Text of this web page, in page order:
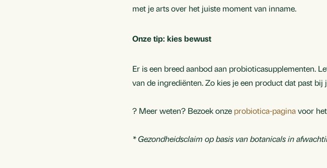
met je arts over het juiste moment van inname.
Onze tip: kies bewust
Er is een breed aanbod aan probioticasupplementen.
van de ingrediënten. Zo kies je een product dat past
? Meer weten? Bezoek onze probiotica-paginavoor
* Gezondheidsclaim op basis van botanicals in